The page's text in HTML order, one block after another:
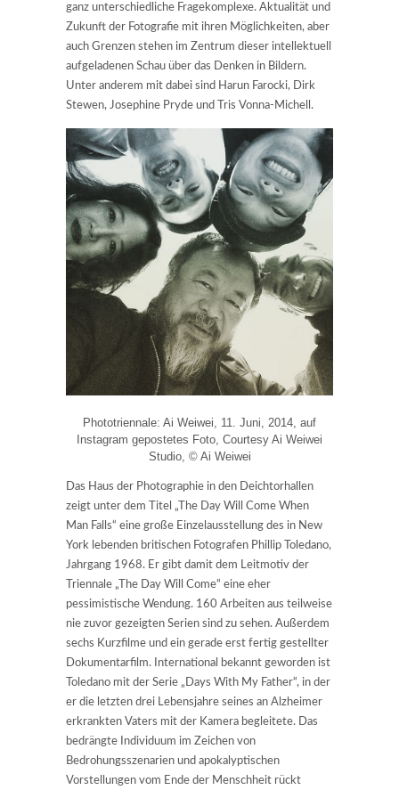
ganz unterschiedliche Fragekomplexe. Aktualität und
Zukunft der Fotografie mit ihren Möglichkeiten, aber
auch Grenzen stehen im Zentrum dieser intellektuell
aufgeladenen Schau über das Denken in Bildern.
Unter anderem mit dabei sind Harun Farocki, Dirk
Stewen, Josephine Pryde und Tris Vonna-Michell.
Phototriennale: Ai Weiwei, 11. Juni, 2014, auf
Instagram gepostetes Foto, Courtesy Ai Weiwei
Studio, © Ai Weiwei
Das Haus der Photographie in den Deichtorhallen
zeigt unter dem Titel „The Day Will Come When
Man Falls“ eine große Einzelausstellung des in New
York lebenden britischen Fotografen Phillip Toledano,
Jahrgang 1968. Er gibt damit dem Leitmotiv der
Triennale „The Day Will Come“ eine eher
pessimistische Wendung. 160 Arbeiten aus teilweise
nie zuvor gezeigten Serien sind zu sehen. Außerdem
sechs Kurzfilme und ein gerade erst fertig gestellter
Dokumentarfilm. International bekannt geworden ist
Toledano mit der Serie „Days With My Father“, in der
er die letzten drei Lebensjahre seines an Alzheimer
erkrankten Vaters mit der Kamera begleitete. Das
bedrängte Individuum im Zeichen von
Bedrohungsszenarien und apokalyptischen
Vorstellungen vom Ende der Menschheit rückt